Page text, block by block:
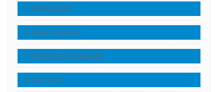
TANIKLIKLAR
Kilise Adresleri
GÖRÜNTÜLÜ DERSLER
Bize Yazın